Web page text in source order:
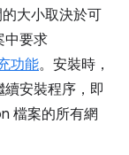
大小取決於可
中要求
功能。安裝時，
安裝程序，即
檔案的所有網